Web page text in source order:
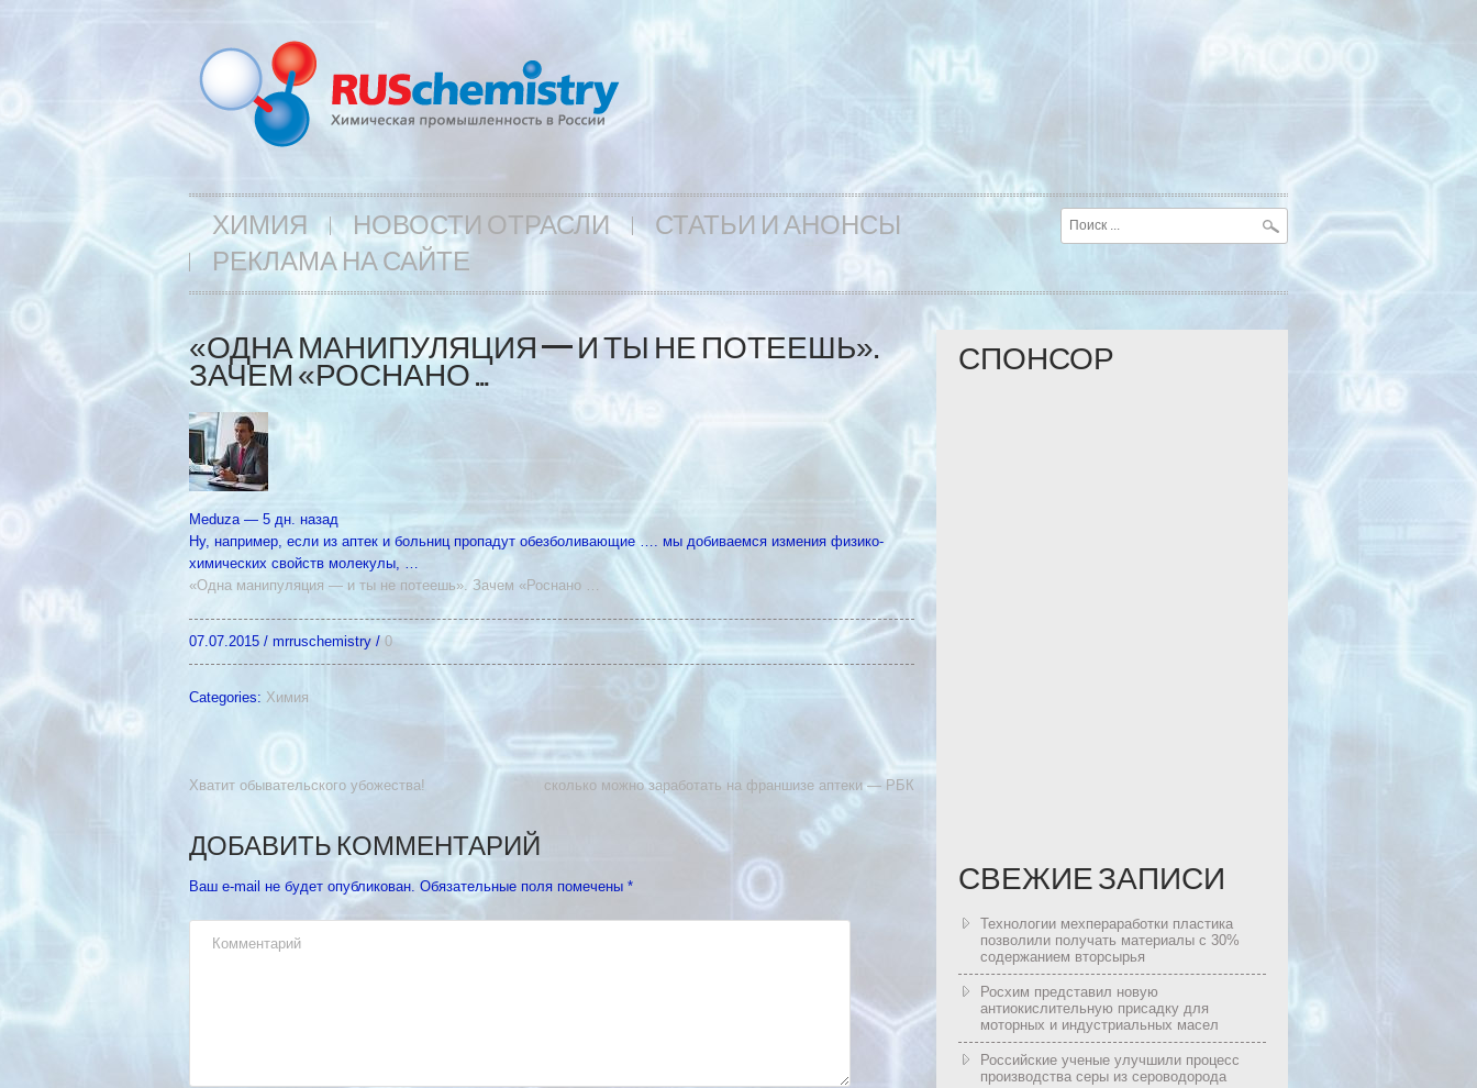
ХИМИЯ НОВОСТИ ОТРАСЛИ
СТАТЬИ И АНОНСЫ
РЕКЛАМА НА САЙТЕ
«ОДНА МАНИПУЛЯЦИЯ — И ТЫ НЕ ПОТЕЕШЬ».
ЗАЧЕМ «РОСНАНО …
Meduza‎ — 5 дн. назад
Ну, например, если из аптек и больниц пропадут обезболивающие …. мы добиваемся измения физико-
химических свойств молекулы, …
«Одна манипуляция — и ты не потеешь». Зачем «Роснано …
07.07.2015 / mrruschemistry /0
Categories: Химия
Хватит обывательского убожества! сколько можно заработать на франшизе аптеки — РБК
ДОБАВИТЬ КОММЕНТАРИЙ
Ваш e-mail не будет опубликован. Обязательные поля помечены *
Комментарий
СПОНСОР
СВЕЖИЕ ЗАПИСИ
Технологии мехпераработки пластика
позволили получать материалы с 30%
содержанием вторсырья
Росхим представил новую
антиокислительную присадку для
моторных и индустриальных масел
Российские ученые улучшили процесс
производства серы из сероводорода